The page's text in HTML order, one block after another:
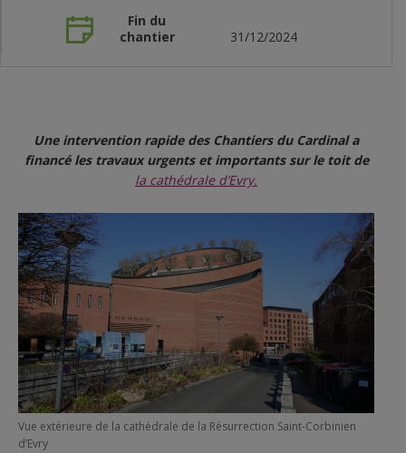
Fin du
chantier
31/12/2024
Une intervention rapide des Chantiers du Cardinal a
financé les travaux urgents et importants sur le toit de
la cathédrale d’Evry.
Vue extérieure de la cathédrale de la Résurrection Saint-Corbinien
d’Evry